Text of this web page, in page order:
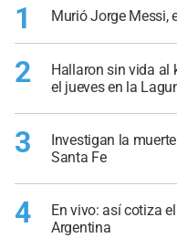
1 Murió Jorge Messi,
2
Hallaron sin vida al
el jueves en la
3
Investigan la
Santa Fe
4
En vivo: así cotiza
Argentina